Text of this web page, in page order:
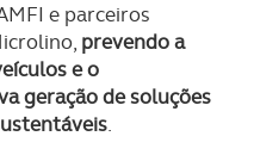
e parceiros
prevendo a
e o
geração de soluções
.